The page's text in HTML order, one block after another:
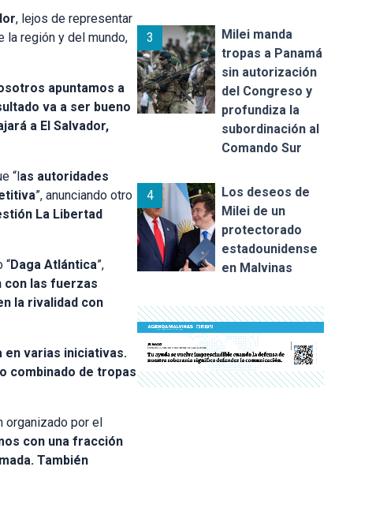
, lejos de representar
la región y del mundo,
apuntamos a
va a ser bueno
a El Salvador,
“las autoridades
”, anunciando otro
La Libertad
“Daga Atlántica”,
las fuerzas
la rivalidad con
en varias iniciativas.
combinado de tropas
organizado por el
con una fracción
También
3
Milei manda
tropas a Panamá
sin autorización
del Congreso y
profundiza la
subordinación al
Comando Sur
4
Los deseos de
Milei de un
protectorado
estadounidense
en Malvinas